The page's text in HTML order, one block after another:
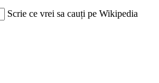
Scrie ce vrei sa cauți pe Wikipedia